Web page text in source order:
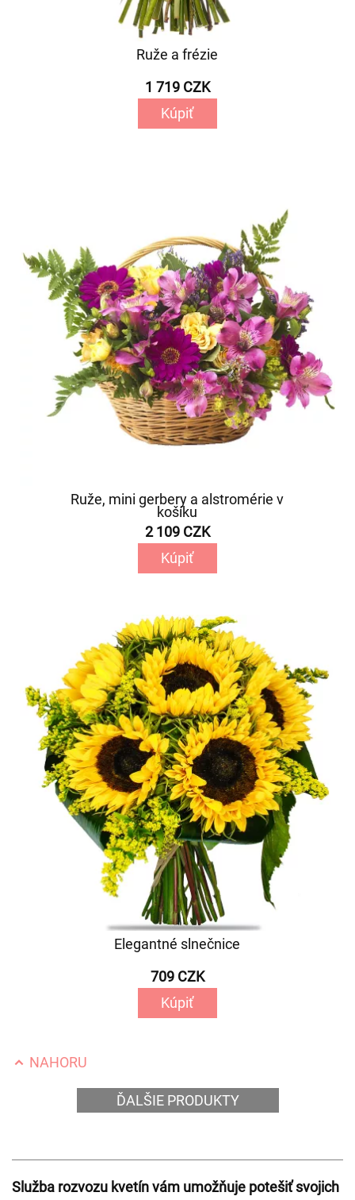
Ruže a frézie
1 719 CZK
Kúpiť
Ruže, mini gerbery a alstromérie v
košíku
2 109 CZK
Kúpiť
Elegantné slnečnice
709 CZK
Kúpiť
NAHORU
ĎALŠIE PRODUKTY
Služba rozvozu kvetín vám umožňuje potešiť svojich